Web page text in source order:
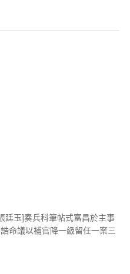
廷玉]奏兵科筆帖式富昌於主事
命議以補官降一級留任一案三